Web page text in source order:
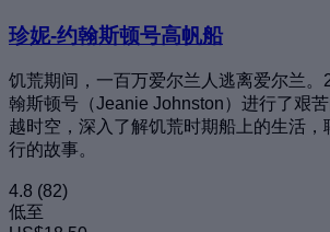
珍妮-约翰斯顿号高帆船
饥荒期间，一百万爱尔兰人逃离爱尔兰。
翰斯顿号（Jeanie Johnston）进行了艰
越时空，深入了解饥荒时期船上的生活
行的故事。
4.8 (82)
低至